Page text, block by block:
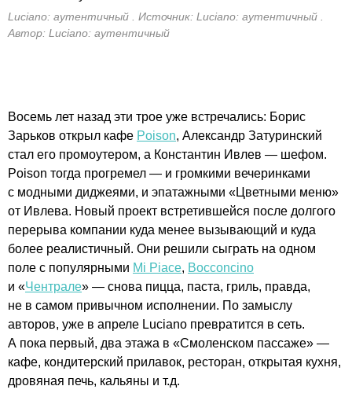
Luciano: аутентичный . Источник: Luciano: аутентичный .
Автор: Luciano: аутентичный
Восемь лет назад эти трое уже встречались: Борис
Зарьков открыл кафе Poison, Александр Затуринский
стал его промоутером, а Константин Ивлев — шефом.
Poison тогда прогремел — и громкими вечеринками
с модными диджеями, и эпатажными «Цветными меню»
от Ивлева. Новый проект встретившейся после долгого
перерыва компании куда менее вызывающий и куда
более реалистичный. Они решили сыграть на одном
поле с популярными Mi Piace, Bocconcino
и «Чентрале» — снова пицца, паста, гриль, правда,
не в самом привычном исполнении. По замыслу
авторов, уже в апреле Luciano превратится в сеть.
А пока первый, два этажа в «Смоленском пассаже» —
кафе, кондитерский прилавок, ресторан, открытая кухня,
дровяная печь, кальяны и т.д.